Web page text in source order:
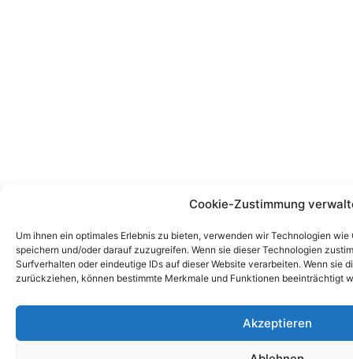
Cookie-Zustimmung
Um ihnen ein optimales Erlebnis zu bieten, verwenden wir Technologien
speichern und/oder darauf zuzugreifen. Wenn sie dieser Technologien
Surfverhalten oder eindeutige IDs auf dieser Website verarbeiten. Wenn sie
zurückziehen, können bestimmte Merkmale und Funktionen beeinträchtigt
Akzeptieren